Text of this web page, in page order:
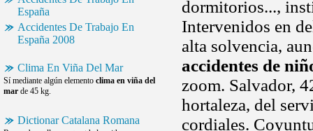
España
Accidentes De Trabajo En
España 2008
Clima En Viña Del Mar
Sí mediante algún elemento clima en viña del
mar de 45 kg.
Dictionar Catalana Romana
dormitorios...,
Intervenidos en
alta solvencia,
accidentes de
zoom. Salvador,
hortaleza, del
cordiales.